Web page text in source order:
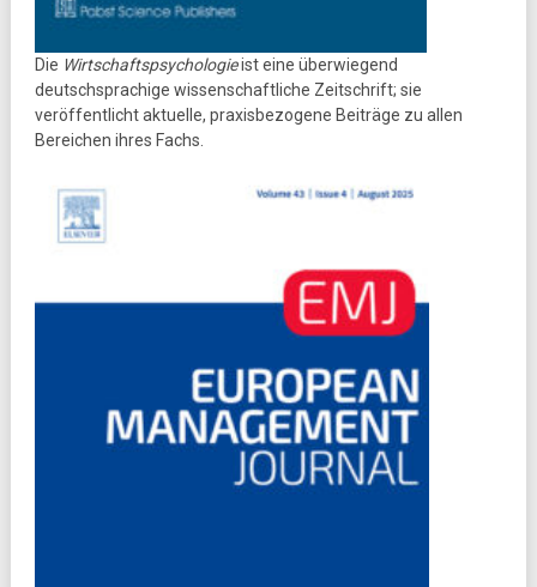
Die Wirtschaftspsychologieist eine überwiegend
deutschsprachige wissenschaftliche Zeitschrift; sie
veröffentlicht aktuelle, praxisbezogene Beiträge zu allen
Bereichen ihres Fachs.